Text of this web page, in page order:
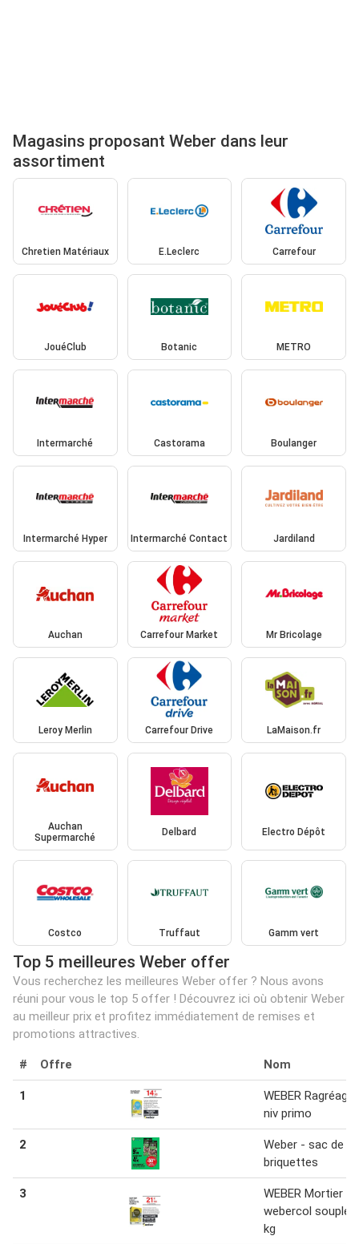
Magasins proposant Weber dans leur
assortiment
Chretien Matériaux E.Leclerc Carrefour
JouéClub Botanic METRO
Intermarché Castorama Boulanger
Intermarché Hyper Intermarché Contact Jardiland
Auchan Carrefour Market Mr Bricolage
Leroy Merlin Carrefour Drive LaMaison.fr
Auchan
Supermarché
Delbard Electro Dépôt
Costco Truffaut Gamm vert
Top 5 meilleures Weber offer
Vous recherchez les meilleures Weber offer ? Nous avons
réuni pour vous le top 5 offer ! Découvrez ici où obtenir Weber
au meilleur prix et profitez immédiatement de remises et
promotions attractives.
# Offre Nom
1
WEBER Ragréage
niv primo
2
Weber - sac de
briquettes
3
WEBER Mortier
webercol souple
kg